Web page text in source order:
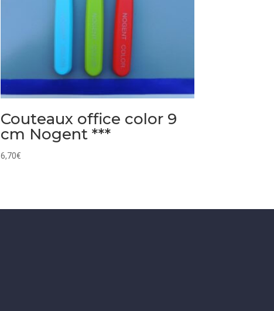
Couteaux office color 9
cm Nogent ***
6,70€